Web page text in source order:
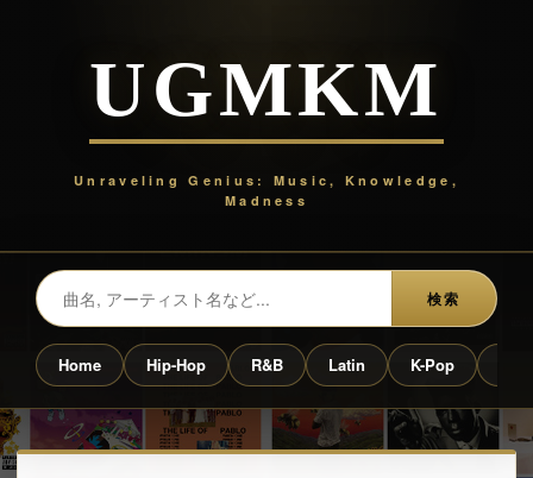
UGMKM
Unraveling Genius: Music, Knowledge,
Madness
検索
Home Hip-Hop R&B Latin K-Pop